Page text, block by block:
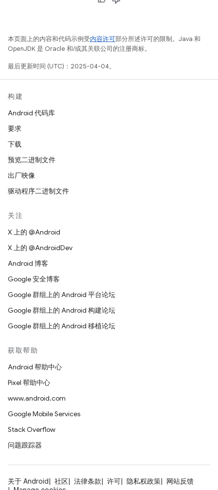
本页面上的内容和代码示例受内容许可部分所述许可的限制。Java 和
OpenJDK 是 Oracle 和/或其关联公司的注册商标。
最后更新时间 (UTC)：2025-04-04。
构建
Android 代码库
要求
下载
预览二进制文件
出厂映像
驱动程序二进制文件
关注
X 上的 @Android
X 上的 @AndroidDev
Android 博客
Google 安全博客
Google 群组上的 Android 平台论坛
Google 群组上的 Android 构建论坛
Google 群组上的 Android 移植论坛
获取帮助
Android 帮助中心
Pixel 帮助中心
www.android.com
Google Mobile Services
Stack Overflow
问题跟踪器
关于 Android 社区 法律条款 许可 隐私权政策
网站反馈